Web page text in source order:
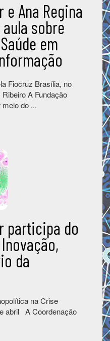
e Ana Regina
sobre
em
Fiocruz Brasília, no
A Fundação
do ...
participa do
da
na Crise
abril A Coordenação